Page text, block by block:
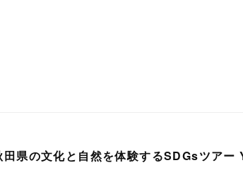
田県の文化と自然を体験するSDGsツア